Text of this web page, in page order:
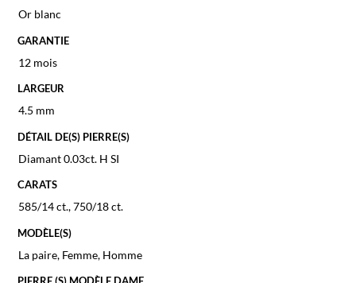
Or blanc
GARANTIE
12 mois
LARGEUR
4.5 mm
DÉTAIL DE(S) PIERRE(S)
Diamant 0.03ct. H SI
CARATS
585/14 ct.,750/18 ct.
MODÈLE(S)
La paire, Femme, Homme